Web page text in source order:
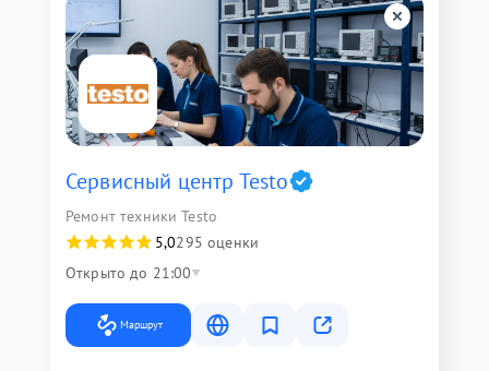
Сервисный центр Testo
Ремонт техники Testo
5,0295 оценки
Открыто до 21:00
Маршрут